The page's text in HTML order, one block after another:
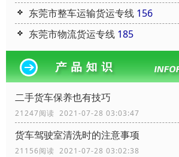
东莞市整车运输货运专线 156
东莞市物流货运专线 185
二手货车保养也有技巧
21247阅读 2021-07-28 03:03:47
货车驾驶室清洗时的注意事项
21156阅读 2021-07-28 03:02:38